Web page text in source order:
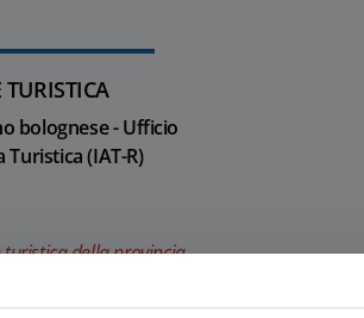
bolognese - Ufficio
(IAT-R)
della provincia